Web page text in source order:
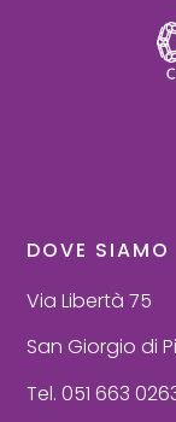
DOVE SIAMO
Via Libertà 75
San Giorgio di
Tel. 051 663